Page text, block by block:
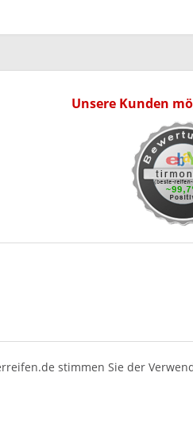
Unsere Kunden
stimmen Sie der